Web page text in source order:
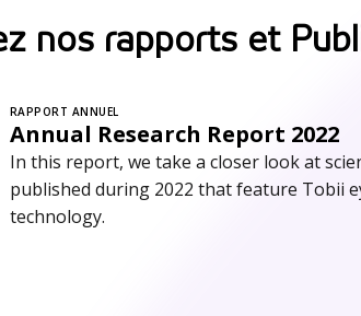
nos rapports et
RAPPORT ANNUEL
Annual Research Report 2022
In this report, we take a closer look at
published during 2022 that feature Tobii
technology.